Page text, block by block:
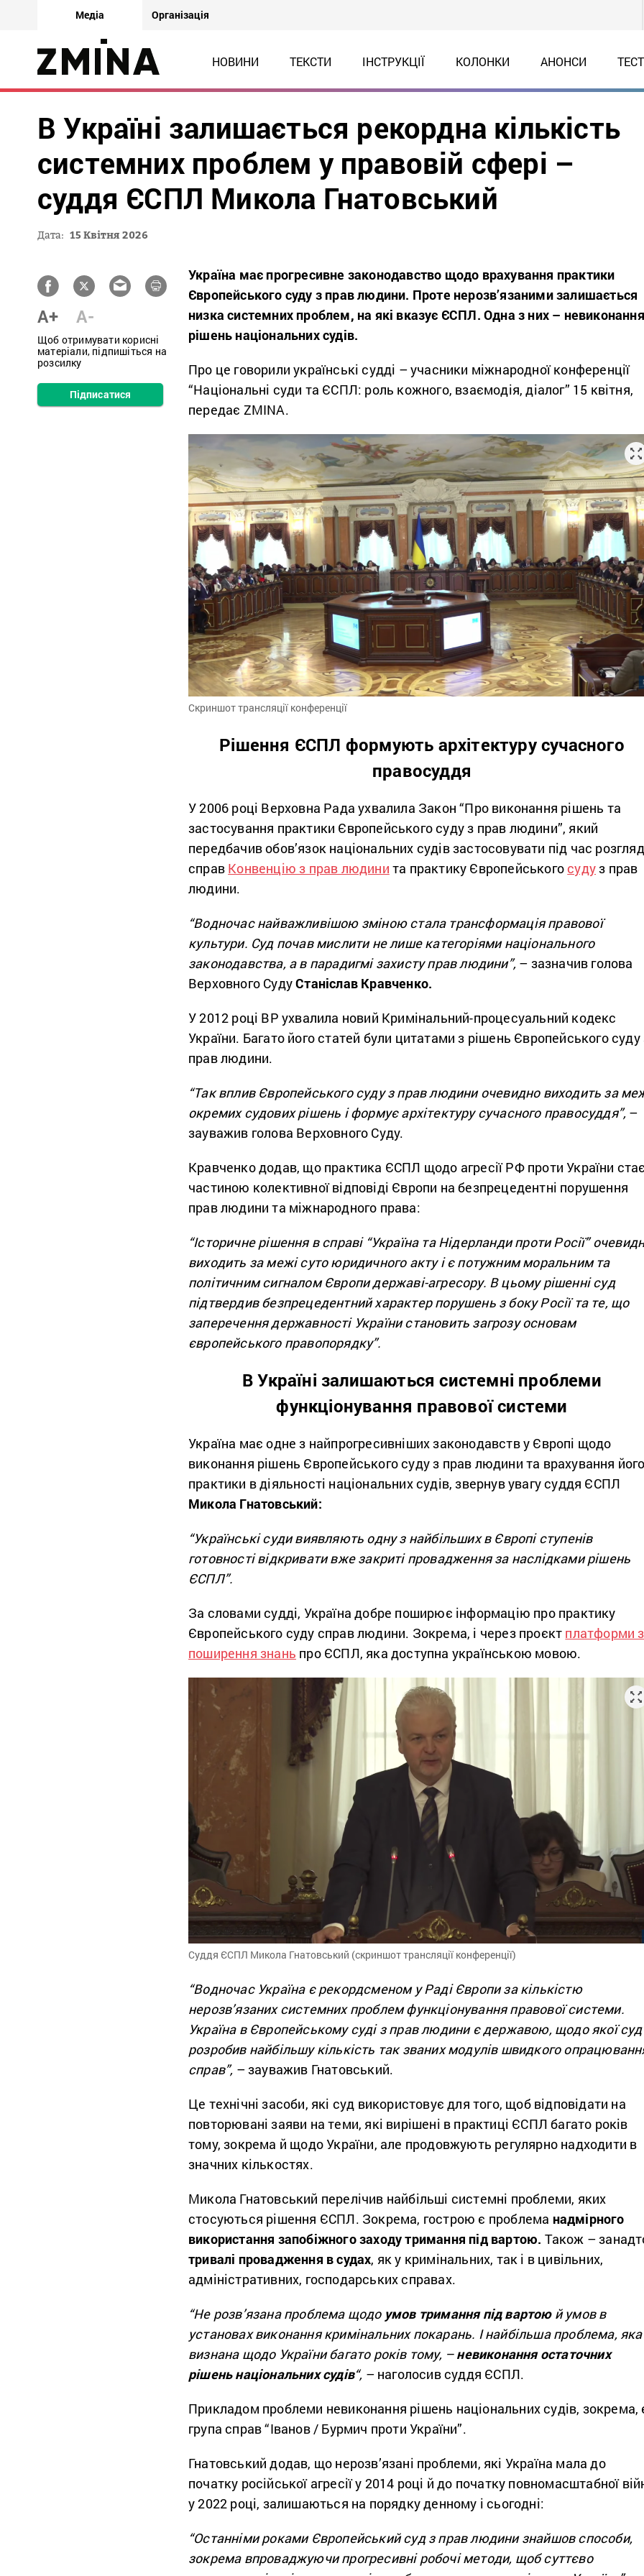
Медіа Організація
НОВИНИ ТЕКСТИ ІНСТРУКЦІЇ КОЛОНКИ АНОНСИ
В Україні залишається рекордна кількість
системних проблем у правовій сфері –
суддя ЄСПЛ Микола Гнатовський
Дата: 15 Квітня 2026
A+ A-
Щоб отримувати корисні
матеріали, підпишіться на
розсилку
Підписатися
Україна має прогресивне законодавство щодо врахування практики
Європейського суду з прав людини. Проте нерозв’язаними залишається
низка системних проблем, на які вказує ЄСПЛ. Одна з них – невиконання
рішень національних судів.
Про це говорили українські судді – учасники міжнародної конференції
“Національні суди та ЄСПЛ: роль кожного, взаємодія, діалог” 15 квітня,
передає ZMINA.
Скриншот трансляції конференції
Рішення ЄСПЛ формують архітектуру сучасного
правосуддя
У 2006 році Верховна Рада ухвалила Закон “Про виконання рішень та
застосування практики Європейського суду з прав людини”, який
передбачив обов’язок національних судів застосовувати під час
справ Конвенцію з прав людини та практику Європейського судуз прав
людини.
“Водночас найважливішою зміною стала трансформація правової
культури. Суд почав мислити не лише категоріями національного
законодавства, а в парадигмі захисту прав людини”, – зазначив голова
Верховного СудуСтаніслав Кравченко.
У 2012 році ВР ухвалила новий Кримінальний-процесуальний кодекс
України. Багато його статей були цитатами з рішень Європейського суду
прав людини.
“Так вплив Європейського суду з прав людини очевидно виходить за
окремих судових рішень і формує архітектуру сучасного правосуддя”, –
зауважив голова Верховного Суду.
Кравченко додав, що практика ЄСПЛ щодо агресії РФ проти України
частиною колективної відповіді Європи на безпрецедентні порушення
прав людини та міжнародного права:
“Історичне рішення в справі “Україна та Нідерланди проти Росії”
виходить за межі сутоюридичного акту і є потужним моральним та
політичним сигналом Європи державі-агресору. В цьому рішенні суд
підтвердив безпрецедентний характер порушень з боку Росії та те, що
заперечення державності України становить загрозу основам
європейського правопорядку”.
В Україні залишаються системні проблеми
функціонування правової системи
Україна має одне з найпрогресивніших законодавств у Європі щодо
виконання рішень Європейського суду з прав людини та врахування
практики в діяльності національних судів, звернув увагу суддя ЄСПЛ
Микола Гнатовський:
“Українські суди виявляють одну з найбільшихв Європіступенів
готовності відкривати вже закриті провадження за наслідками рішень
ЄСПЛ”.
За словами судді, Україна добре поширює інформацію про практику
Європейського суду справ людини. Зокрема, і через проєкт платформи з
поширення знань про ЄСПЛ, яка доступна українською мовою.
Суддя ЄСПЛ Микола Гнатовський (скриншот трансляції конференції)
“Водночас Україна є рекордсменом у Раді Європи за кількістю
нерозв’язаних системних проблем функціонування правової системи.
Україна в Європейському суді з прав людини є державою, щодо якої суд
розробив найбільшу кількість так званих модулів швидкого
справ”, – зауважив Гнатовський.
Це технічні засоби, які суд використовує для того, щоб відповідати на
повторювані заяви на теми, які вирішені в практиці ЄСПЛ багато років
тому, зокрема й щодо України, але продовжують регулярно надходити в
значних кількостях.
Микола Гнатовський перелічив найбільші системні проблеми, яких
стосуються рішення ЄСПЛ. Зокрема, гострою є проблема надмірного
використання запобіжного заходу тримання під вартою. Також –
тривалі провадження в судах, як у кримінальних, так і в цивільних,
адміністративних, господарських справах.
“Не розв’язана проблема щодо умов тримання під вартоюй умов в
установах виконання кримінальних покарань. І найбільша проблема, яка
визнана щодо України багато років тому, –невиконання остаточних
рішень національних судів“, – наголосив суддя ЄСПЛ.
Прикладом проблеми невиконання рішень національних судів, зокрема,
група справ “Іванов / Бурмич проти України”.
Гнатовський додав, що нерозв’язані проблеми, які Україна мала до
початку російської агресії у 2014 році й до початку повномасштабної
у 2022 році, залишаються на порядку денному і сьогодні:
“Останніми роками Європейський суд з прав людини знайшов способи,
зокрема впроваджуючи прогресивні робочі методи, щоб суттєво